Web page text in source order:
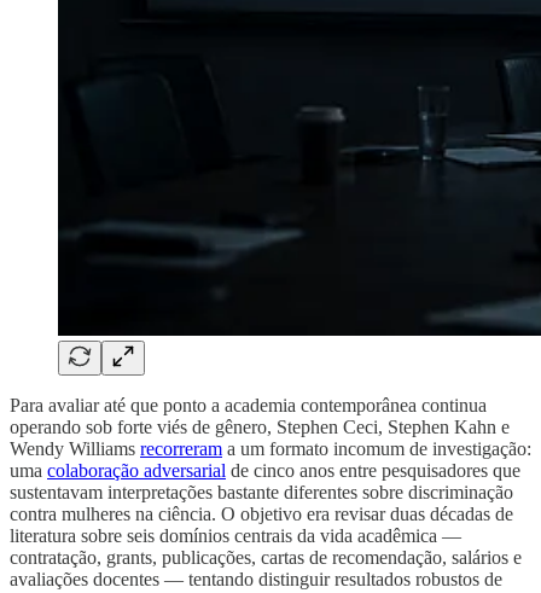
Para avaliar até que ponto a academia contemporânea continua
operando sob forte viés de gênero, Stephen Ceci, Stephen Kahn e
Wendy Williams recorreram a um formato incomum de investigação:
uma colaboração adversarial de cinco anos entre pesquisadores que
sustentavam interpretações bastante diferentes sobre discriminação
contra mulheres na ciência. O objetivo era revisar duas décadas de
literatura sobre seis domínios centrais da vida acadêmica —
contratação, grants, publicações, cartas de recomendação, salários e
avaliações docentes — tentando distinguir resultados robustos de